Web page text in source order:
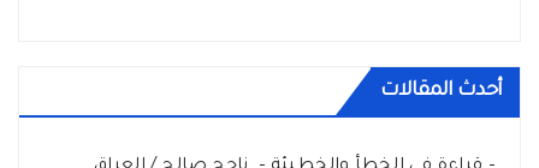
أحدث المقالات